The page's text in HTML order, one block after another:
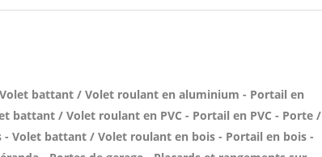
battant / Volet roulant en aluminium - Portail en
battant / Volet roulant en PVC - Portail en PVC - Porte /
Volet battant / Volet roulant en bois - Portail en bois -